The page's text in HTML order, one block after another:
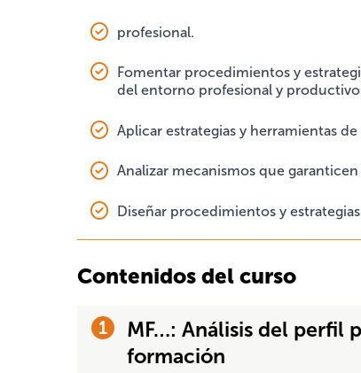
profesional.
Fomentar procedimientos y
del entorno profesional y
Aplicar estrategias y herramientas
Analizar mecanismos que
Diseñar procedimientos y
Contenidos del curso
MF…: Análisis del perfil
formación